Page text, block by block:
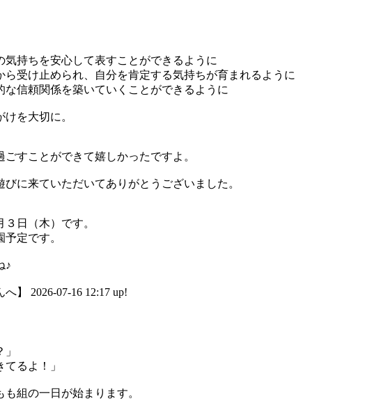
気持ちを安心して表すことができるように
ら受け止められ、自分を肯定する気持ちが育まれるように
な信頼関係を築いていくことができるように
を大切に。
すことができて嬉しかったですよ。
びに来ていただいてありがとうございました。
日（木）です。
定です。
♪
】 2026-07-16 12:17 up!
てるよ！」
組の一日が始まります。